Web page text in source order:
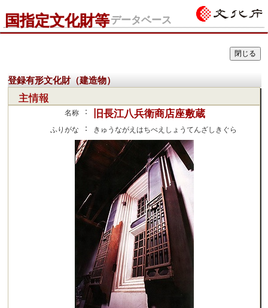
国指定文化財等データベース
登録有形文化財（建造物）
主情報
名称 ： 旧長江八兵衛商店座敷蔵
ふりがな ： きゅうながえはちべえしょうてんざしきぐら